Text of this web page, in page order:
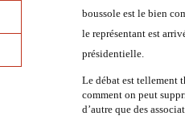
boussole est le bien
le représentant est
présidentielle.
Le débat est tellement
comment on peut
d’autre que des